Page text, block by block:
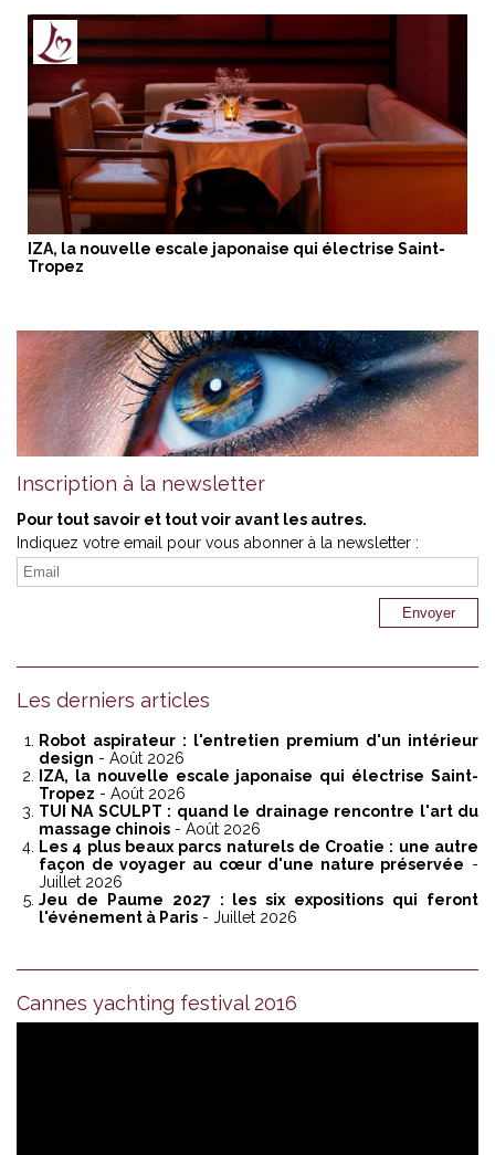
IZA, la nouvelle escale japonaise qui électrise Saint-
Tropez
Inscription à la newsletter
Pour tout savoir et tout voir avant les autres.
Indiquez votre email pour vous abonner à la newsletter :
Les derniers articles
Robot aspirateur : l'entretien premium d'un intérieur
design - Août 2026
IZA, la nouvelle escale japonaise qui électrise Saint-
Tropez - Août 2026
TUI NA SCULPT : quand le drainage rencontre l'art du
massage chinois - Août 2026
Les 4 plus beaux parcs naturels de Croatie : une autre
façon de voyager au cœur d'une nature préservée -
Juillet 2026
Jeu de Paume 2027 : les six expositions qui feront
l'événement à Paris - Juillet 2026
Cannes yachting festival 2016